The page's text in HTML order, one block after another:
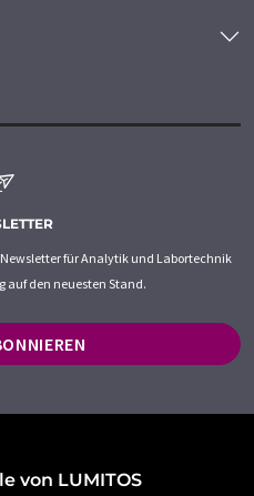
für Analytik und Labortechnik
auf den neuesten Stand.
von LUMITOS